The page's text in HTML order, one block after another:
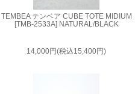
TEMBEA テンベア CUBE TOTE MIDIUM
[TMB-2533A] NATURAL/BLACK
14,000円(税込15,400円)